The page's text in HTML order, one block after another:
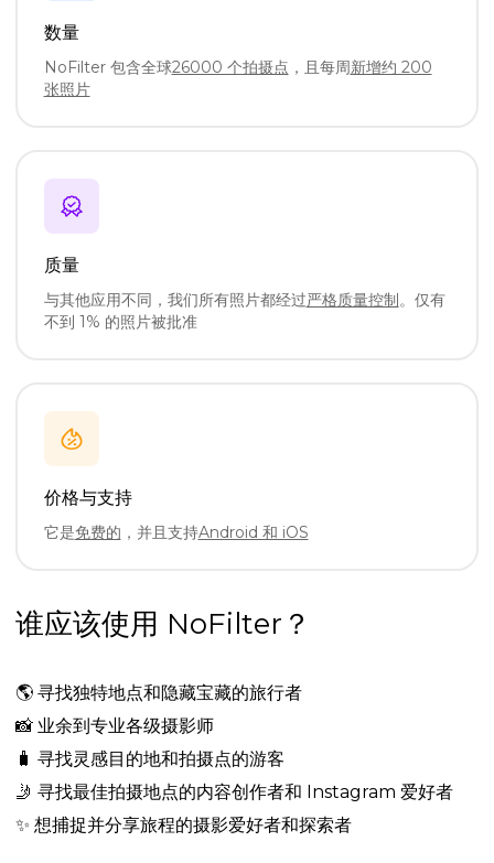
数量
NoFilter 包含全球26000 个拍摄点 ，且每周新增约 200
张照片
质量
与其他应用不同，我们所有照片都经过严格质量控制。仅有
不到 1% 的照片被批准
价格与支持
它是免费的 ，并且支持Android 和 iOS
谁应该使用 NoFilter？
🌎 寻找独特地点和隐藏宝藏的旅行者
📸 业余到专业各级摄影师
🧳 寻找灵感目的地和拍摄点的游客
🤳 寻找最佳拍摄地点的内容创作者和 Instagram 爱好者
✨ 想捕捉并分享旅程的摄影爱好者和探索者